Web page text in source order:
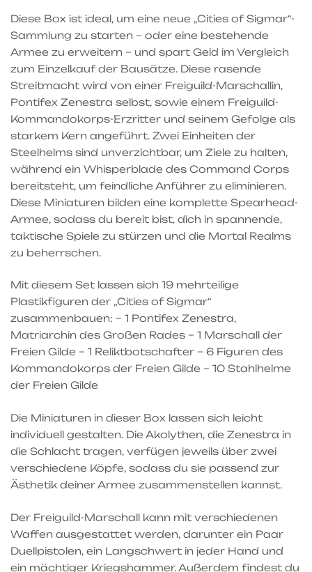
Diese Box ist ideal, um eine neue „Cities of Sigmar“-
Sammlung zu starten – oder eine bestehende
Armee zu erweitern – und spart Geld im Vergleich
zum Einzelkauf der Bausätze. Diese rasende
Streitmacht wird von einer Freiguild-Marschallin,
Pontifex Zenestra selbst, sowie einem Freiguild-
Kommandokorps-Erzritter und seinem Gefolge als
starkem Kern angeführt. Zwei Einheiten der
Steelhelms sind unverzichtbar, um Ziele zu halten,
während ein Whisperblade des Command Corps
bereitsteht, um feindliche Anführer zu eliminieren.
Diese Miniaturen bilden eine komplette Spearhead-
Armee, sodass du bereit bist, dich in spannende,
taktische Spiele zu stürzen und die Mortal Realms
zu beherrschen.
Mit diesem Set lassen sich 19 mehrteilige
Plastikfiguren der „Cities of Sigmar“
zusammenbauen: – 1 Pontifex Zenestra,
Matriarchin des Großen Rades – 1 Marschall der
Freien Gilde – 1 Reliktbotschafter – 6 Figuren des
Kommandokorps der Freien Gilde – 10 Stahlhelme
der Freien Gilde
Die Miniaturen in dieser Box lassen sich leicht
individuell gestalten. Die Akolythen, die Zenestra in
die Schlacht tragen, verfügen jeweils über zwei
verschiedene Köpfe, sodass du sie passend zur
Ästhetik deiner Armee zusammenstellen kannst.
Der Freiguild-Marschall kann mit verschiedenen
Waffen ausgestattet werden, darunter ein Paar
Duellpistolen, ein Langschwert in jeder Hand und
ein mächtiger Kriegshammer. Außerdem findest du